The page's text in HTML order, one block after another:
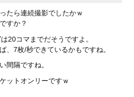
たら連続撮影でしたかｗ
すか？
20コマまでだそうですよ。
、7枚/秒できているかもですね。
間隔ですね。
ットオンリーですｗ